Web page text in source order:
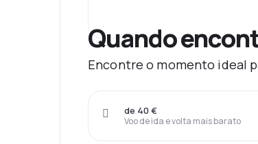
Quando
Encontre o momento ideal
Voo de ida e volta mais barato
de 40 €